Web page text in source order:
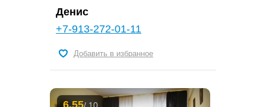
Денис
+7-913-272-01-11
Добавить в избранное